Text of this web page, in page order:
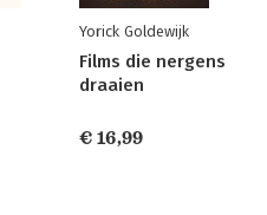
Yorick Goldewijk
Films die nergens
draaien
€ 16,99